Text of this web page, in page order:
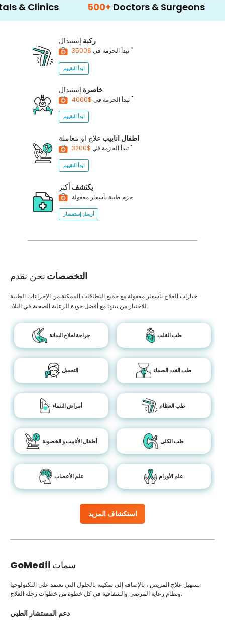
500+ Doctors & Surgeons 14+
ركبة إستبدال
تبدأ الحزمة في *
ابدأ التقييم
خاصرة إستبدال
تبدأ الحزمة في *
ابدأ التقييم
اطفال انابيب علاج او معاملة
تبدأ الحزمة في *
ابدأ التقييم
يكتشف أكثر
حزم طبية بأسعار معقولة
أرسل إستفسار
التخصصات نحن نقدم
استكشاف المزيد
خيارات العلاج بأسعار معقولة مع جميع النطاقات الممكنة من الإجراءات الطبية
للاختيار من بينها مع أفضل جودة للرعاية الصحية في البلاد.
جراحة لعلاج البدانة طب القلب
التجميل طب الغدد الصماء
أمراض النساء طب العظام
أطفال الأنابيب و الخصوبة طب الكلى
علم الأعصاب علم الأورام
GoMedii سمات
تسهيل علاج المريض ، بالإضافة إلى تمكينه بالحلول التي تعتمد على التكنولوجيا
ونظام رعاية المرضى والشفافية في كل خطوة من خطوات رحلة العلاج.
دعم المستشار الطبي